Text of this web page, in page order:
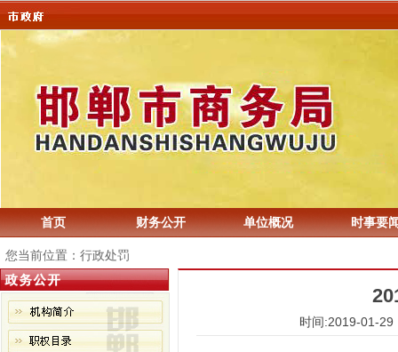
首页 财务公开 单位概况 时事要
您当前位置：行政处罚
时间:2019-01-